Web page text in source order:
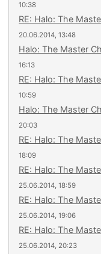
10:38
RE: Halo: The
20.06.2014, 13:48
Halo: The Master
16:13
RE: Halo: The
10:59
Halo: The Master
20:03
RE: Halo: The
18:09
RE: Halo: The
25.06.2014, 18:59
RE: Halo: The
25.06.2014, 19:06
RE: Halo: The
25.06.2014, 20:23